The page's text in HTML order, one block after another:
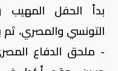
بدأ الحفل المهيب
التونسي والمصري،
- ملحق الدفاع